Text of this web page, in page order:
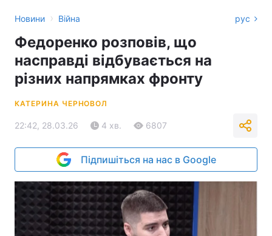
Новини › Війна рус
Федоренко розповів, що
насправді відбувається на
різних напрямках фронту
КАТЕРИНА ЧЕРНОВОЛ
22:42, 28.03.26 4 хв. 6807
Підпишіться на нас в Google